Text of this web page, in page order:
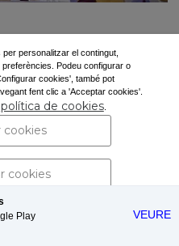
personalitzar el contingut,
Podeu configurar o
cookies', també pot
fent clic a 'Acceptar cookies'.
política de cookies.
cookies
cookies
Play VEURE